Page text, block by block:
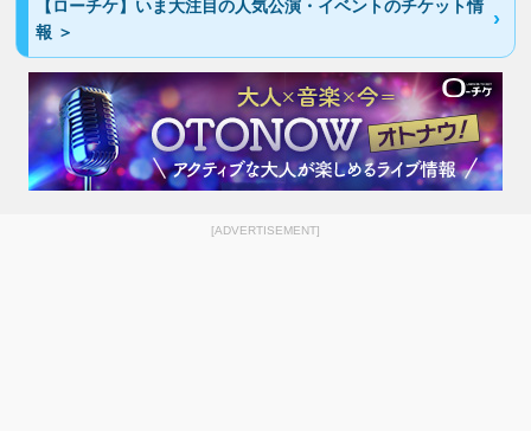
【ローチケ】いま大注目の人気公演・イベントのチケット情
報 ＞
[ADVERTISEMENT]